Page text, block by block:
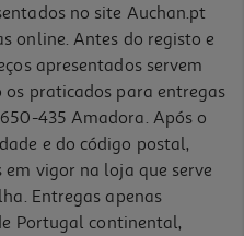
no site Auchan.pt
online. Antes do registo e
apresentados servem
os praticados para entregas
435 Amadora. Após o
e do código postal,
em vigor na loja que serve
Entregas apenas
Portugal continental,